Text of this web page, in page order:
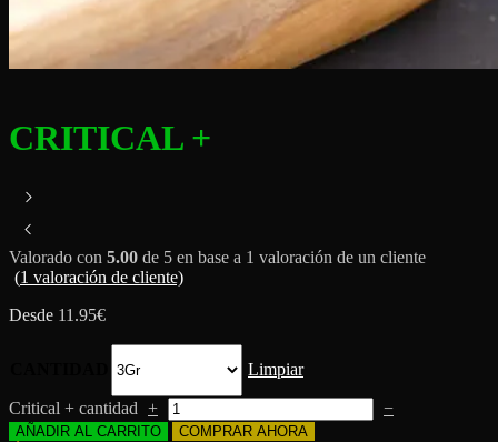
CRITICAL +
Valorado con 5.00 de 5 en base a 1 valoración de un cliente
(1 valoración de cliente)
Desde 11.95€
Limpiar
Critical + cantidad + −
AÑADIR AL CARRITO COMPRAR AHORA